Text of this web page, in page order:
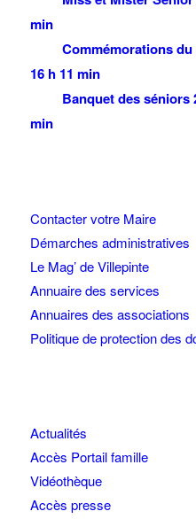
min
Commémorations
16 h 11 min
Banquet des séniors
min
Contacter votre Maire
Démarches administratives
Le Mag’ de Villepinte
Annuaire des services
Annuaires des associations
Politique de protection des
Actualités
Accès Portail famille
Vidéothèque
Accès presse